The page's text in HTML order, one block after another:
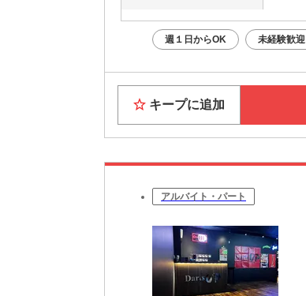
週１日からOK 未経験歓迎
キープに追加
アルバイト・パート